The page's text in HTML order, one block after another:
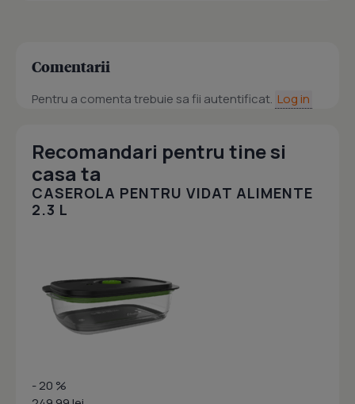
Comentarii
Pentru a comenta trebuie sa fii autentificat. Log in
Recomandari pentru tine si
casa ta
CASEROLA PENTRU VIDAT ALIMENTE
2.3 L
- 20 %